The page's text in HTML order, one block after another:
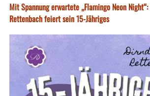
Mit Spannung erwartete „Flamingo Neon
Rettenbach feiert sein 15-Jähriges